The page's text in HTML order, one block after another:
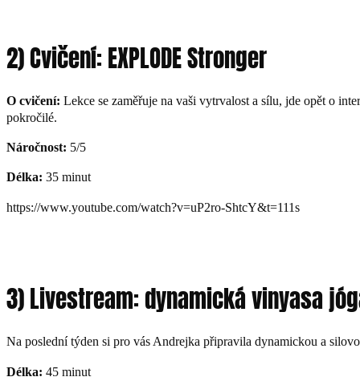
2) Cvičení: EXPLODE Stronger
O cvičení: Lekce se zaměřuje na vaši vytrvalost a sílu, jde opět o
pokročilé.
Náročnost: 5/5
Délka: 35 minut
https://www.youtube.com/watch?v=uP2ro-ShtcY&t=111s
3) Livestream: dynamická vinyasa
Na poslední týden si pro vás Andrejka připravila dynamickou a
Délka: 45 minut